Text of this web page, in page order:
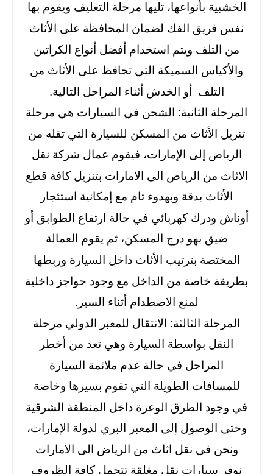
الخشبية بأنواعها، تليها مرحلة التغليف ويقوم بها
نفس فريق الفك لضمان المحافظة على الأثاث
من التلف ويتم استخدام أفضل أنواع الكراتين
والأكياس السميكة التي تحافظ على الأثاث من
التلف أو الخدش أثناء المراحل التالية.
المرحلة الثانية: الشحن في السيارات هي مرحلة
تنزيل الأثاث من المسكن للسيارة التي تقله من
الرياض إلى الإمارات، فيقوم عمال شركة نقل
الاثاث من الرياض الى الامارات بتنزيل كافة قطع
الأثاث بدقة وبهدوء تام مع إمكانية استئجار
أوناش ودرك كهربائي في حالة ارتفاع الطوابق أو
ضيق بهو درج المسكن، ثم يقوم العمالة
المختصة بترتيب الأثاث داخل السيارة وربطها
بطريقة خاصة من الداخل مع وجود حواجز داخلية
لمنع الاصطدام أثناء السير.
المرحلة الثالثة: الانتقال للمعبر الدولي مرحلة
النقل بواسطة السيارة وهي تعد من أخطر
المراحل في حالة عدم ملائمة السيارة
للمسافات الطويلة التي تقوم بسيرها وخاصة
في وجود الطرق الوعرة داخل المنطقة الشرقية
وحتى الوصول إلى المعبر البري لدولة الإمارات،
ونحن في نقل اثاث من الرياض الى الامارات
نوفر سيارات نقل مغلقة تتحمل كافة الظروف